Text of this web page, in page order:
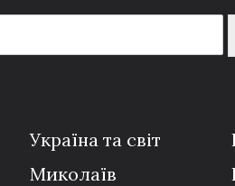
Україна та світ
Миколаїв